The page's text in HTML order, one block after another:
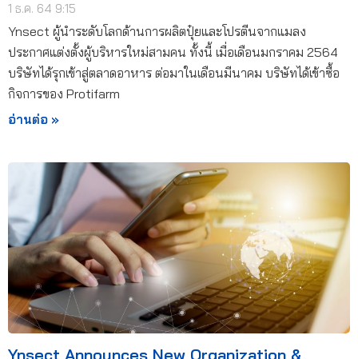
1 ธ.ค. 64 9:15
Ynsect ผู้นำระดับโลกด้านการผลิตปุ๋ยและโปรตีนจากแมลง
ประกาศแต่งตั้งผู้บริหารใหม่สามคน ทั้งนี้ เมื่อเดือนมกราคม 2564
บริษัทได้รุกเข้าสู่ตลาดอาหาร ต่อมาในเดือนมีนาคม บริษัทได้เข้าซื้อ
กิจการของ Protifarm
อ่านต่อ »
Ynsect Announces New Organization &